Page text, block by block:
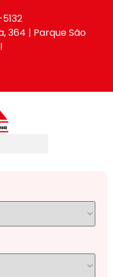
364 | Parque São